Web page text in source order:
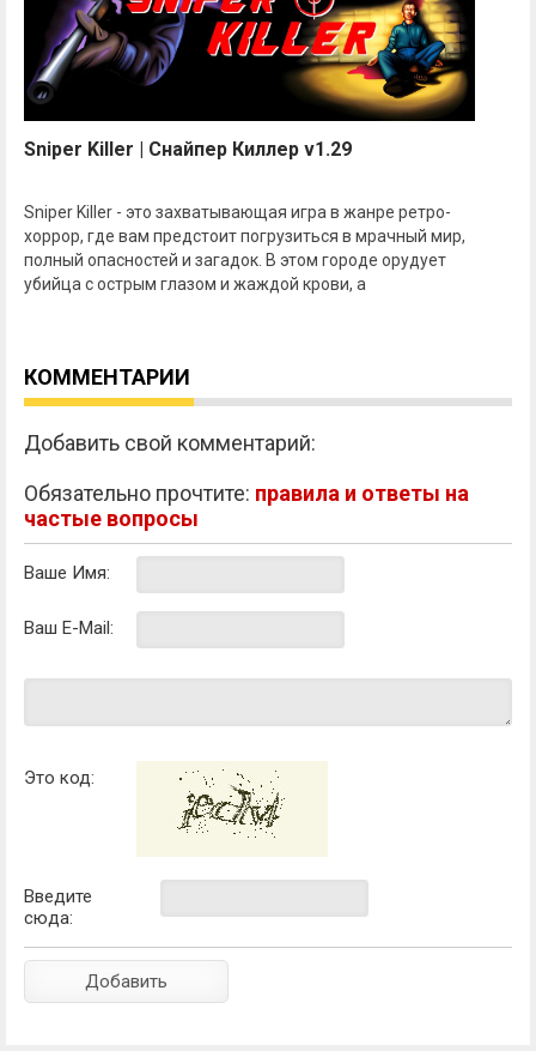
Sniper Killer | Снайпер Киллер v1.29
Sniper Killer - это захватывающая игра в жанре ретро-
хоррор, где вам предстоит погрузиться в мрачный мир,
полный опасностей и загадок. В этом городе орудует
убийца с острым глазом и жаждой крови, а
КОММЕНТАРИИ
Добавить свой комментарий:
Обязательно прочтите: правила и ответы на
частые вопросы
Ваше Имя:
Ваш E-Mail:
Это код:
Введите
сюда: